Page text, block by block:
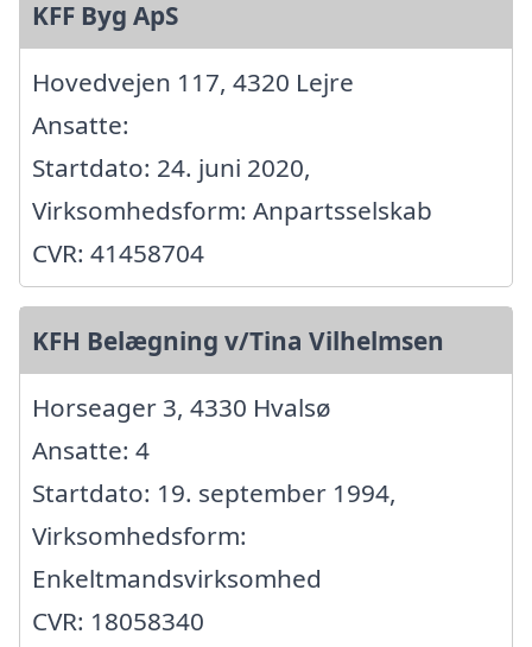
KFF Byg ApS
Hovedvejen 117, 4320 Lejre
Ansatte:
Startdato: 24. juni 2020,
Virksomhedsform: Anpartsselskab
CVR: 41458704
KFH Belægning v/Tina Vilhelmsen
Horseager 3, 4330 Hvalsø
Ansatte: 4
Startdato: 19. september 1994,
Virksomhedsform:
Enkeltmandsvirksomhed
CVR: 18058340